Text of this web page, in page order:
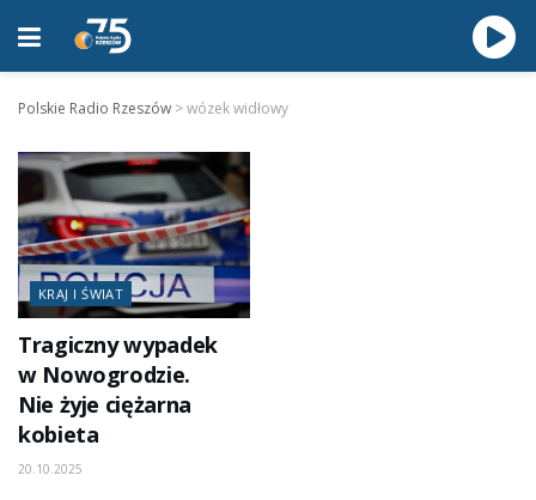
Polskie Radio Rzeszów >wózek widłowy
KRAJ I ŚWIAT
Tragiczny wypadek
w Nowogrodzie.
Nie żyje ciężarna
kobieta
20.10.2025